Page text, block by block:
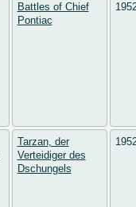
Battles of Chief
Pontiac
Tarzan, der
Verteidiger des
Dschungels